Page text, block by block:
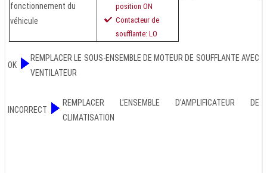
fonctionnement du
véhicule
position ON
Contacteur de
soufflante: LO
OK
REMPLACER LE SOUS-ENSEMBLE DE MOTEUR DE SOUFFLANTE AVEC
VENTILATEUR
INCORRECT
REMPLACER L'ENSEMBLE D'AMPLIFICATEUR DE
CLIMATISATION